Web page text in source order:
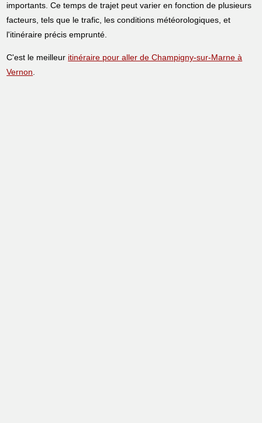
importants. Ce temps de trajet peut varier en fonction de plusieurs
facteurs, tels que le trafic, les conditions météorologiques, et
l'itinéraire précis emprunté.
C'est le meilleur itinéraire pour aller de Champigny-sur-Marne à
Vernon.